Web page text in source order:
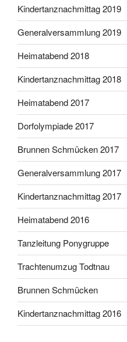
Kindertanznachmittag 2019
Generalversammlung 2019
Heimatabend 2018
Kindertanznachmittag 2018
Heimatabend 2017
Dorfolympiade 2017
Brunnen Schmücken 2017
Generalversammlung 2017
Kindertanznachmittag 2017
Heimatabend 2016
Tanzleitung Ponygruppe
Trachtenumzug Todtnau
Brunnen Schmücken
Kindertanznachmittag 2016